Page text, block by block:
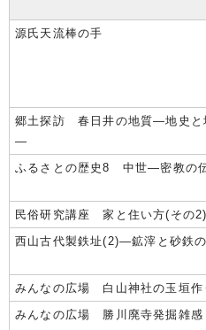
源氏天流棒の手
郷土探訪 春日井の地質―地史と
―
ふるさとの歴史8 中世―密教の
民俗研究講座 家と住い方(その2)
西山古代製鉄址(2)―鉱滓と砂鉄
みんなの広場 白山神社の玉垣作
みんなの広場 勝川廃寺発掘雑感